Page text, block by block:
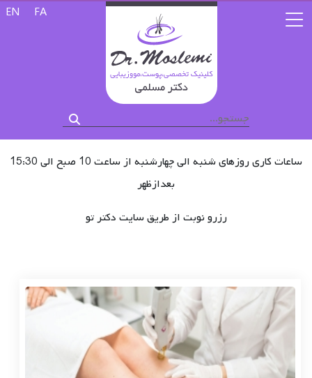
زبان خود
FA
EN
ساعات کاری روزهای شنبه الی چهارشنبه از ساعت 10 صبح الی 15:30
بعدازظهر
رزرو نوبت از طریق سایت دکتر تو